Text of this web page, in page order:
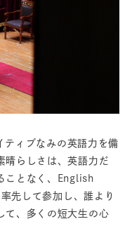
ィブなみの英語力を備
晴らしさは、英語力だ
ことなく、English
先して参加し、誰より
て、多くの短大生の心